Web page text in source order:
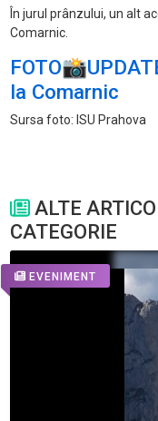
În jurul prânzului, un alt
Comarnic.
la Comarnic
Sursa foto: ISU Prahova
ALTE
CATEGORIE
EVENIMENT